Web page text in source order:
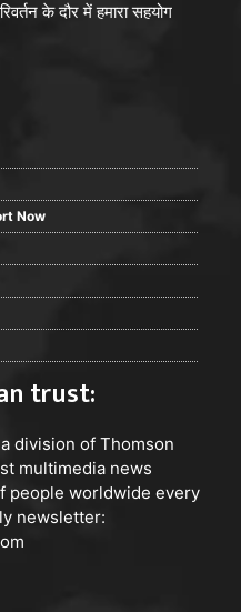
के दौर में हमारा सहयोग
Now
trust:
division of Thomson
multimedia news
people worldwide every
newsletter: